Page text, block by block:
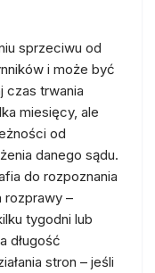
sprzeciwu od
i może być
czas trwania
miesięcy, ale
od
danego sądu.
do rozpoznania
rozprawy –
tygodni lub
długość
stron – jeśli